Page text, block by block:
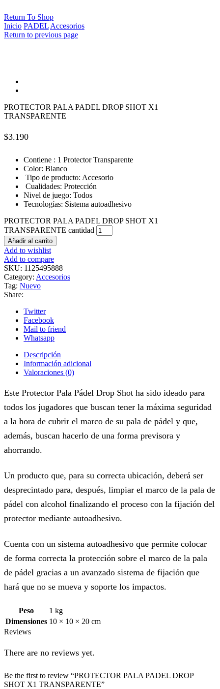
Return To Shop
Inicio PADELAccesorios
Return to previous page
PROTECTOR PALA PADEL DROP SHOT X1
TRANSPARENTE
$3.190
Contiene : 1 Protector Transparente
Color: Blanco
Tipo de producto: Accesorio
Cualidades: Protección
Nivel de juego: Todos
Tecnologías: Sistema autoadhesivo
PROTECTOR PALA PADEL DROP SHOT X1
TRANSPARENTE cantidad
Añadir al carrito
Add to wishlist
Add to compare
SKU: 1125495888
Category: Accesorios
Tag: Nuevo
Share:
Twitter
Facebook
Mail to friend
Whatsapp
Descripción
Información adicional
Valoraciones (0)
Este Protector Pala Pádel Drop Shot ha sido ideado para
todos los jugadores que buscan tener la máxima seguridad
a la hora de cubrir el marco de su pala de pádel y que,
además, buscan hacerlo de una forma previsora y
ahorrando.
Un producto que, para su correcta ubicación, deberá ser
desprecintado para, después, limpiar el marco de la pala de
pádel con alcohol finalizando el proceso con la fijación del
protector mediante autoadhesivo.
Cuenta con un sistema autoadhesivo que permite colocar
de forma correcta la protección sobre el marco de la pala
de pádel gracias a un avanzado sistema de fijación que
hará que no se mueva y soporte los impactos.
Peso
1 kg
Dimensiones 10 × 10 × 20 cm
Reviews
There are no reviews yet.
Be the first to review “PROTECTOR PALA PADEL DROP
SHOT X1 TRANSPARENTE”